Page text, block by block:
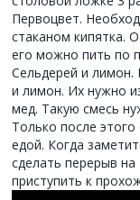
Первоцвет.
стаканом кипятка.
его можно пить по
Сельдерей и лимон.
и лимон. Их нужно
мед. Такую смесь
Только после
едой. Когда
сделать перерыв
приступить к